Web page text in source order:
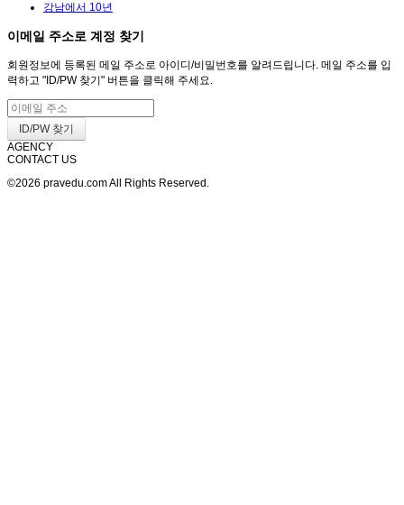
강남에서 10년
이메일 주소로 계정 찾기
회원정보에 등록된 메일 주소로 아이디/비밀번호를 알려드립니다. 메일 주소를 입
력하고 "ID/PW 찾기" 버튼을 클릭해 주세요.
AGENCY
CONTACT US
©2026 pravedu.com All Rights Reserved.